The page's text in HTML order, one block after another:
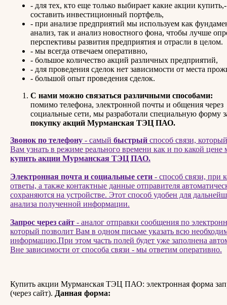
- для тех, кто еще только выбирает какие акции
составить инвестиционный портфель,
- при анализе предприятий мы используем как
анализ, так и анализ новостного фона, чтобы лучше
перспективы развития предприятия и отрасли в целом.
- мы всегда отвечаем оперативно,
- большое количество акций различных предприятий,
- для проведения сделок нет зависимости от места
- большой опыт проведения сделок.
С нами можно связаться различными способами:
помимо телефона, электронной почты и общения через
социальные сети, мы разработали специальную форму
покупку акций Мурманская ТЭЦ ПАО.
Звонок по телефону - самый быстрый способ связи,
Вам узнать в режиме реального времени как и по какой цене
купить акции Мурманская ТЭЦ ПАО.
Электронная почта и социальные сети - способ связи, при
ответы, а также контактные данные отправителя
сохраняются на устройстве. Этот способ удобен для
анализа полученной информации.
Запрос через сайт - аналог отправки сообщения по
который позволит Вам в одном письме указать всю
информацию.При этом часть полей будет уже заполнена
Вне зависимости от способа связи - мы ответим оперативно.
Купить акции Мурманская ТЭЦ ПАО: электронная форма
(через сайт). Данная форма: